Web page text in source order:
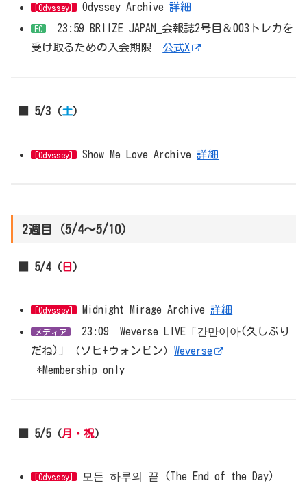
[Odyssey] Odyssey Archive詳細
FC
23:59 BRIIZE JAPAN_会報誌2号目＆003トレカを
受け取るための入会期限 公式X
■ 5/3（土）
[Odyssey] Show Me Love Archive詳細
2週目（5/4～5/10）
■ 5/4（日 ）
[Odyssey] Midnight Mirage Archive詳細
メディア
23:09 Weverse LIVE「간만이아(久しぶり
だね)」（ソヒ+ウォンビン）Weverse
*Membership only
■ 5/5（月・祝）
[Odyssey]
모든 하루의 끝 (The End of the Day)